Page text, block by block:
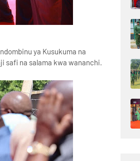
ya Kusukuma na
safi na salama kwa wananchi.